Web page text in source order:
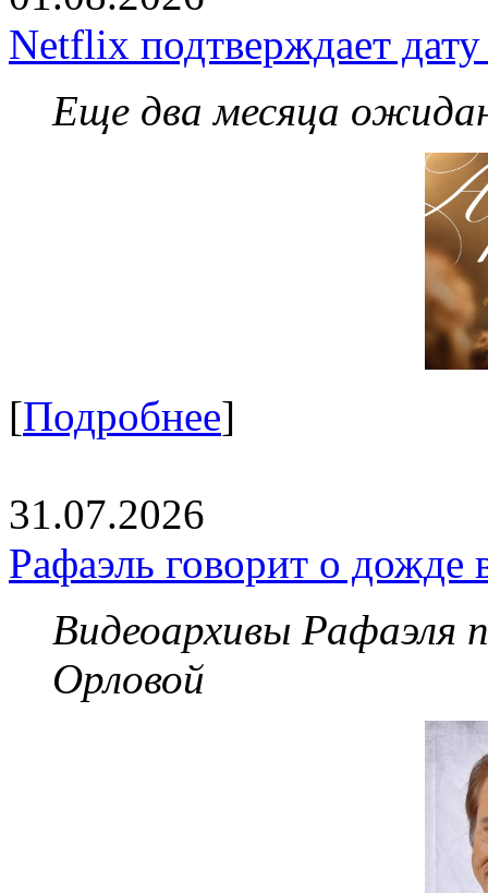
Netflix подтверждает
Еще два месяца
[Подробнее]
31.07.2026
Рафаэль говорит о дожде
Видеоархивы Рафаэля
Орловой